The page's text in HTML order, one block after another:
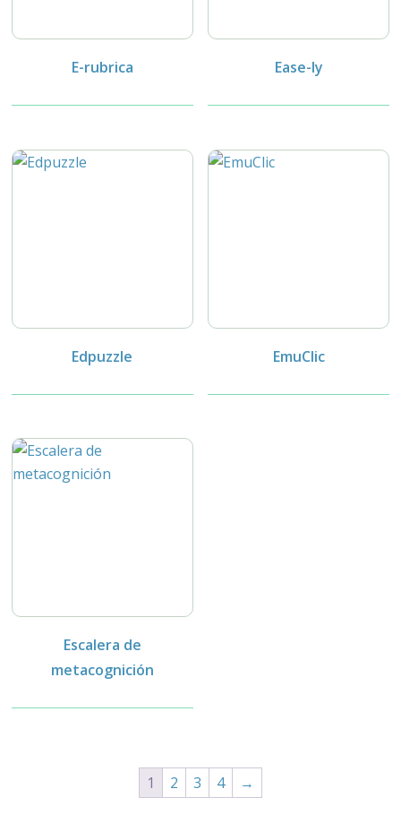
E-rubrica Ease-ly
Edpuzzle EmuClic
Escalera de
metacognición
1 2 3 4 →